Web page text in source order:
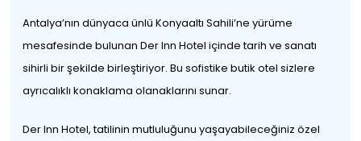
Antalya’nın dünyaca ünlü Konyaaltı Sahili’ne yürüme
mesafesinde bulunan Der Inn Hotel içinde tarih ve sanatı
sihirli bir şekilde birleştiriyor. Bu sofistike butik otel sizlere
ayrıcalıklı konaklama olanaklarını sunar.
Der Inn Hotel, tatilinin mutluluğunu yaşayabileceğiniz özel